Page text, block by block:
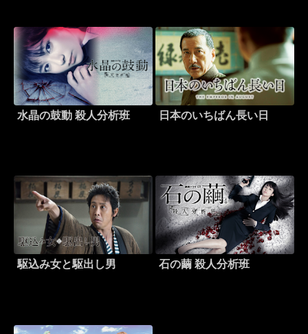
水晶の鼓動 殺人分析班 日本のいちばん長い日
駆込み女と駆出し男 石の繭 殺人分析班